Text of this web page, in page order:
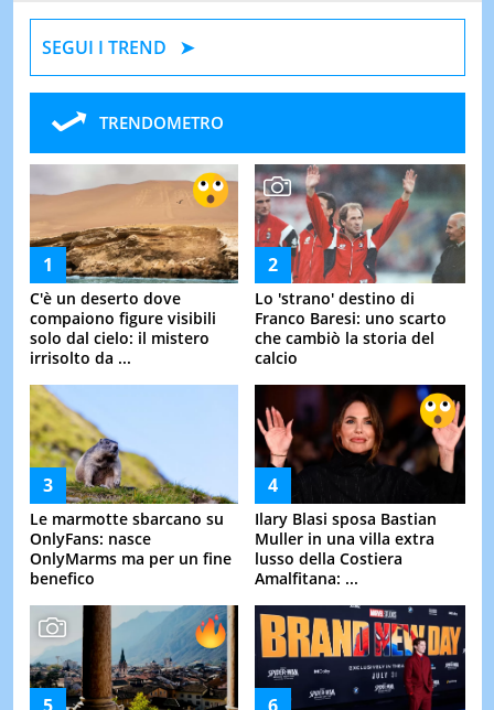
SEGUI I TREND
TRENDOMETRO
C'è un deserto dove
compaiono figure visibili
solo dal cielo: il mistero
irrisolto da ...
Lo 'strano' destino di
Franco Baresi: uno scarto
che cambiò la storia del
calcio
Le marmotte sbarcano su
OnlyFans: nasce
OnlyMarms ma per un fine
benefico
Ilary Blasi sposa Bastian
Muller in una villa extra
lusso della Costiera
Amalfitana: ...